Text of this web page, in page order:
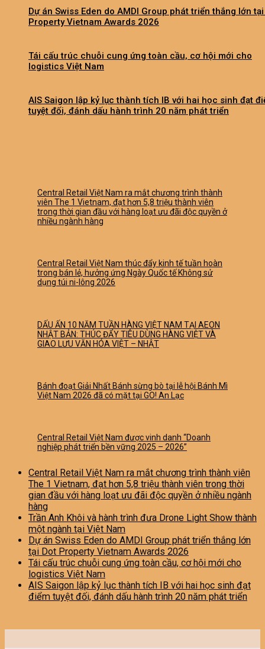
Dự án Swiss Eden do AMDI Group phát triển thắng lớn
Property Vietnam Awards 2026
Tái cấu trúc chuỗi cung ứng toàn cầu, cơ hội mới cho
logistics Việt Nam
AIS Saigon lập kỷ lục thành tích IB với hai học sinh đạt
tuyệt đối, đánh dấu hành trình 20 năm phát triển
Central Retail Việt Nam ra mắt chương trình thành
viên The 1 Vietnam, đạt hơn 5,8 triệu thành viên
trong thời gian đầu với hàng loạt ưu đãi độc quyền ở
nhiều ngành hàng
Central Retail Việt Nam thúc đẩy kinh tế tuần hoàn
trong bán lẻ, hưởng ứng Ngày Quốc tế Không sử
dụng túi ni-lông 2026
DẤU ẤN 10 NĂM TUẦN HÀNG VIỆT NAM TẠI AEON
NHẬT BẢN: THÚC ĐẨY TIÊU DÙNG HÀNG VIỆT VÀ
GIAO LƯU VĂN HÓA VIỆT – NHẬT
Bánh đoạt Giải Nhất Bánh sừng bò tại lễ hội Bánh Mì
Việt Nam 2026 đã có mặt tại GO! An Lạc
Central Retail Việt Nam được vinh danh “Doanh
nghiệp phát triển bền vững 2025 – 2026”
Central Retail Việt Nam ra mắt chương trình thành viên
The 1 Vietnam, đạt hơn 5,8 triệu thành viên trong thời
gian đầu với hàng loạt ưu đãi độc quyền ở nhiều ngành
hàng
Trần Anh Khôi và hành trình đưa Drone Light Show thành
một ngành tại Việt Nam
Dự án Swiss Eden do AMDI Group phát triển thắng lớn
tại Dot Property Vietnam Awards 2026
Tái cấu trúc chuỗi cung ứng toàn cầu, cơ hội mới cho
logistics Việt Nam
AIS Saigon lập kỷ lục thành tích IB với hai học sinh đạt
điểm tuyệt đối, đánh dấu hành trình 20 năm phát triển